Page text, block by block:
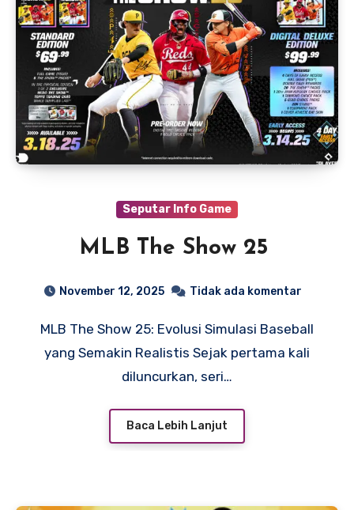
Seputar Info Game
MLB The Show 25
November 12, 2025 Tidak ada komentar
MLB The Show 25: Evolusi Simulasi Baseball
yang Semakin Realistis Sejak pertama kali
diluncurkan, seri…
Baca Lebih Lanjut